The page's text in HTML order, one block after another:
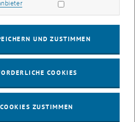
darunter multivariate Datenanalyse,
Mustererkennung, Klassifizierung
in vielen Bereichen als äußerst
in seinem ausgezeichneten
TU Wien) entwickelte
von multivariaten
vor kurzem erschienene Buch
Statistical Analysis in Chemometrics“
Marketing Cookies zulassen
UND ZUSTIMMEN
COOKIES
ZUSTIMMEN